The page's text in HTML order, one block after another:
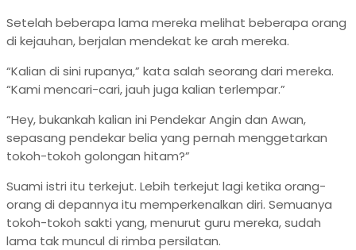
Setelah beberapa lama mereka melihat beberapa orang
di kejauhan, berjalan mendekat ke arah mereka.
“Kalian di sini rupanya,” kata salah seorang dari mereka.
“Kami mencari-cari, jauh juga kalian terlempar.”
“Hey, bukankah kalian ini Pendekar Angin dan Awan,
sepasang pendekar belia yang pernah menggetarkan
tokoh-tokoh golongan hitam?”
Suami istri itu terkejut. Lebih terkejut lagi ketika orang-
orang di depannya itu memperkenalkan diri. Semuanya
tokoh-tokoh sakti yang, menurut guru mereka, sudah
lama tak muncul di rimba persilatan.